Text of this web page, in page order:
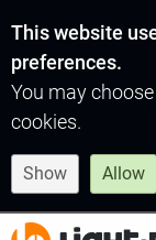
This website
preferences.
You may
cookies.
Show Allow